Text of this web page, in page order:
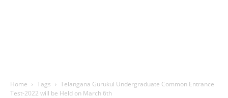
Home Tags
Telangana Gurukul Undergraduate Common Entrance
Test-2022 will be Held on March 6th